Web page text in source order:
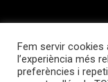
Fem servir
l’experiència més
preferències i